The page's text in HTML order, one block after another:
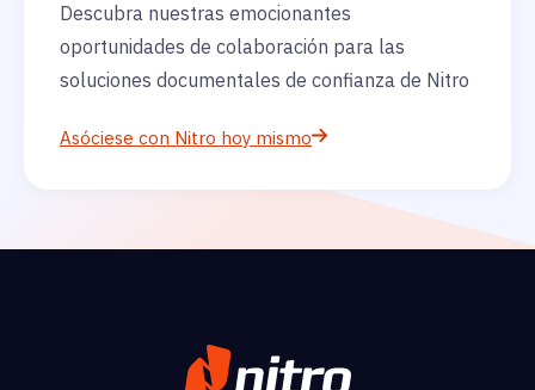
Descubra nuestras emocionantes
oportunidades de colaboración para las
soluciones documentales de confianza de Nitro
Asóciese con Nitro hoy mismo